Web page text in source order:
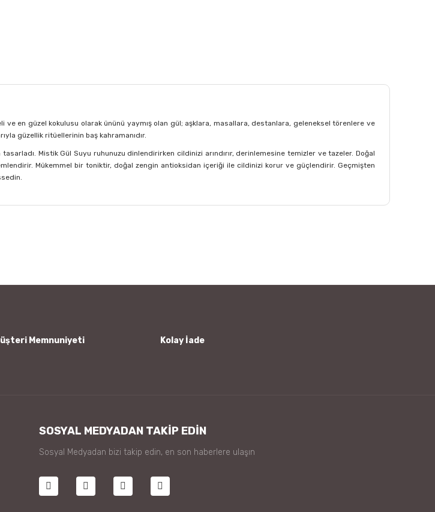
en güzel kokulusu olarak ününü yaymış olan gül; aşklara, masallara, destanlara, geleneksel törenlere ve
güzellik ritüellerinin baş kahramanıdır.
Mistik Gül Suyu ruhunuzu dinlendirirken cildinizi arındırır, derinlemesine temizler ve tazeler. Doğal
Mükemmel bir toniktir, doğal zengin antioksidan içeriği ile cildinizi korur ve güçlendirir. Geçmişten
Memnuniyeti Kolay İade
SOSYAL MEDYADAN TAKİP EDİN
Sosyal Medyadan bizi takip edin, en son haberlere ulaşın